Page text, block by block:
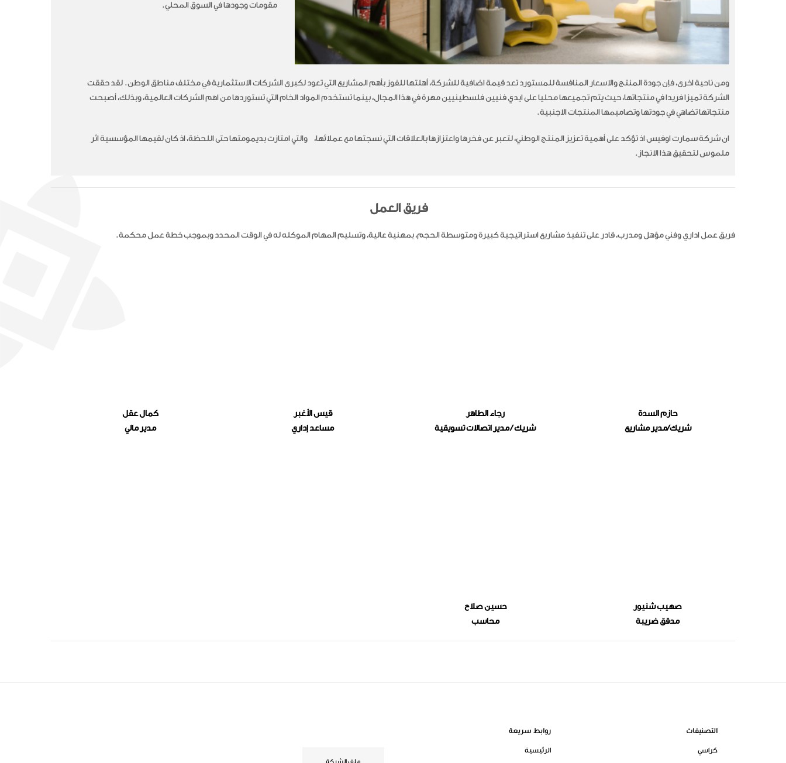
مقومات وجودها في السوق المحلي.
ومن ناحية اخرى، فإن جودة المنتج والاسعار المنافسة للمستورد تعد قيمة اضافية للشركة، أهلتها للفوز بأهم المشاريع التي تعود لكبرى الشركات الاستثمارية في مختلف مناطق الوطن. لقد حققت
الشركة تميزا فريدا في منتجاتها، حيث يتم تجميعها محليا على ايدي فنيين فلسطينيين مهرة في هذا المجال، بينما تستخدم المواد الخام التي تستوردها من اهم الشركات العالمية، وبذلك، أصبحت
منتجاتها تضاهي في جودتها وتصاميمها المنتجات الاجنبية.
ان شركة سمارت اوفيس اذ تؤكد على أهمية تعزيز المنتج الوطني، لتعبر عن فخرها واعتزازها بالعلاقات التي نسجتها مع عملائها، والتي امتازت بديمومتها حتى اللحظة، اذ كان لقيمها المؤسسية اثر
ملموس لتحقيق هذا الانجاز .
فريق العمل
فريق عمل اداري وفني مؤهل ومدرب، قادر على تنفيذ مشاريع استراتيجية كبيرة ومتوسطة الحجم، بمهنية عالية، وتسليم المهام الموكله له في الوقت المحدد وبموجب خطة عمل محكمة.
حازم السدة
شريك/مدير مشاريع
رجاء الطاهر
شريك / مدير اتصالات تسويقية
قيس الأغبر
مساعد إداري
كمال عقل
مدير مالي
صهيب شنيور
مدقق ضريبة
حسين صلاح
محاسب
التصنيفات
كراسي
روابط سريعة
الرئيسية